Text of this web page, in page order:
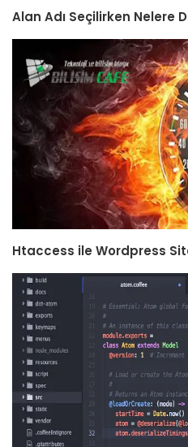
Alan Adı Seçilirken Nelere
Htaccess ile Wordpress